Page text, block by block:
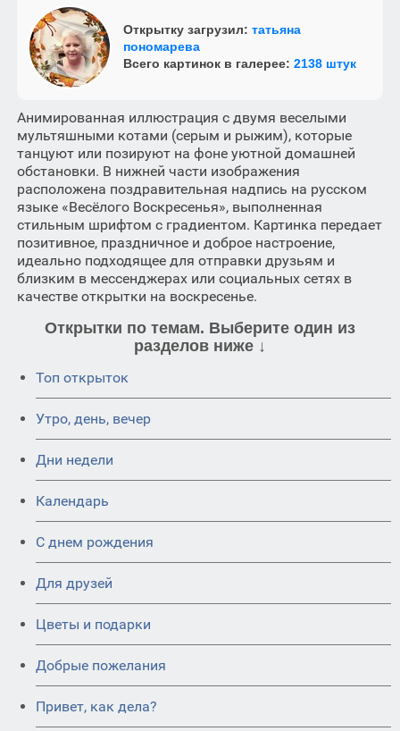
Открытку загрузил: татьяна
пономарева
Всего картинок в галерее: 2138 штук
Анимированная иллюстрация с двумя веселыми
мультяшными котами (серым и рыжим), которые
танцуют или позируют на фоне уютной домашней
обстановки. В нижней части изображения
расположена поздравительная надпись на русском
языке «Весёлого Воскресенья», выполненная
стильным шрифтом с градиентом. Картинка передает
позитивное, праздничное и доброе настроение,
идеально подходящее для отправки друзьям и
близким в мессенджерах или социальных сетях в
качестве открытки на воскресенье.
Открытки по темам. Выберите один из
разделов ниже ↓
Топ открыток
Утро, день, вечер
Дни недели
Календарь
C днем рождения
Для друзей
Цветы и подарки
Добрые пожелания
Привет, как дела?